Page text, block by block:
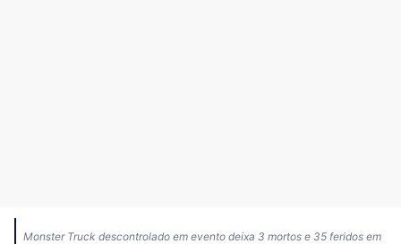
Monster Truck descontrolado em evento deixa 3 mortos e 35 feridos em